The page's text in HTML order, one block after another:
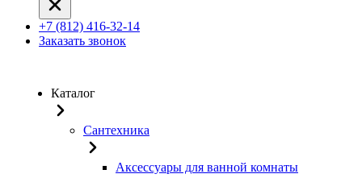
+7 (812) 416-32-14
Заказать звонок
Каталог
Сантехника
Аксессуары для ванной комнаты